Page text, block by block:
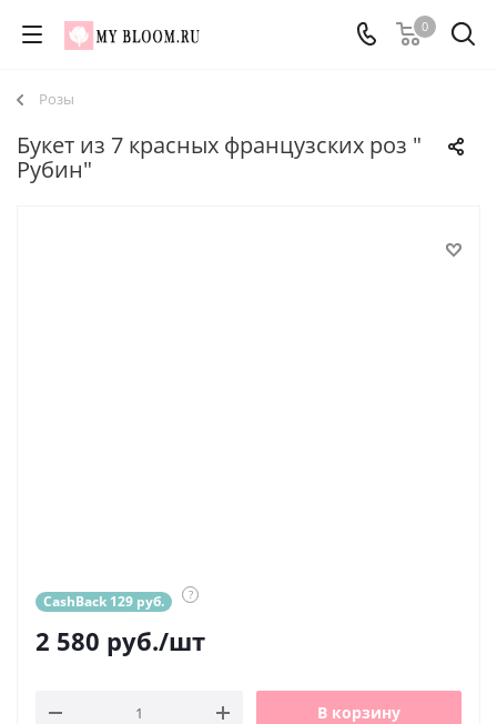
0
Розы
Букет из 7 красных французских роз "
Рубин"
CashBack 129 руб. ?
2 580 руб./шт
В корзину